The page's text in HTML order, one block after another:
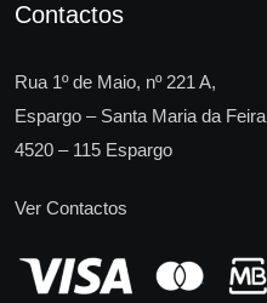
Contactos
Rua 1º de Maio, nº 221 A,
Espargo – Santa Maria da Feira
4520 – 115 Espargo
Ver Contactos